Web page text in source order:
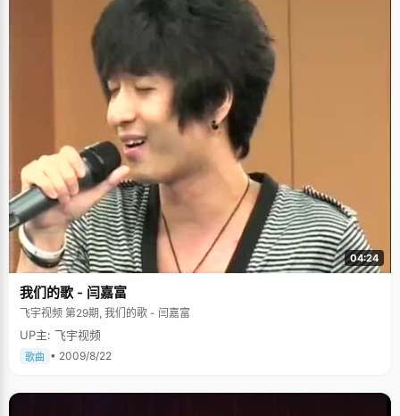
各一个小时，然后是理科三个学科，共2个小时； 23：00睡觉。 以上是冯晓
君高中时候的一天生活作息时间表，回首高中时候的学习生活，冯晓君总结
出两条：一是有限的时间更要合理利用，二是注意劳逸结合，从上边的作息
表中可见一斑。有一会同学回忆说："高一的时候，我还算比较认真学习的，
早上去教室挺早，不过再怎么也没有冯晓君早"，看来一切来得都不是凭空
的。除了学习，冯晓君还是个十足的活跃分子，喜欢体育运动，"什么都会一
点，但不是很精通"，每天下午最后一节课铃声响起，就见到一个小小的身影
冲出教室，抢占一个乒乓球桌，准备开战。 除了体育运动，冯晓君还是个爱
好文艺的小男孩，他现在大学里担任计算机系学生会主席，学校文艺部副部
长。他可是个非常称职的干部，时刻牢记着自己学生会主席的身份，与我们
打过招呼，就开始忙着介绍计算机系即将举办的学生节活动，希望能找到一
个合适的合作伙伴。我左看右看，冯晓君都不像一个文艺青年，他不以为
然，"虽然我没有文艺特长，但只要负责任，热心，能找到人，组织人来参加
文艺活动就行了。"想想也有道理，领导只需要宏观调控就可以了。清华学生
节综艺晚会上，冯晓君组织同学们排演的由《赤壁之战》改编的历史搞笑
剧，引起了不小反响，他自己在剧中扮演了"诸葛亮"一角，给大家留下了深
刻印象，该戏也奠定了冯晓君在"文艺界"的威望。 冯晓君透露以前还学过相
声呢，"小时候我个子小，比较有特色，被老师看上了，找了个高的同学搭
档，说了两年的相声呢"。 冯晓君笃定的眼神，表示 "我还是有东西的。"唱
歌就不敢恭维了，一个同学在blog里爆料说："冯晓君学习很好，但不是书呆
子，记得他在教室唱歌的样子，吓得大家都跑了出去&hellip;&hellip;"冯晓君
不禁脸红了起来。
04:24
我们的歌 - 闫嘉富
飞宇视频 第29期, 我们的歌 - 闫嘉富
UP主: 飞宇视频
歌曲 • 2009/8/22